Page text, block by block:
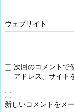
ウェブサイト
次回のコメントで
アドレス、サイト
新しいコメントをメ